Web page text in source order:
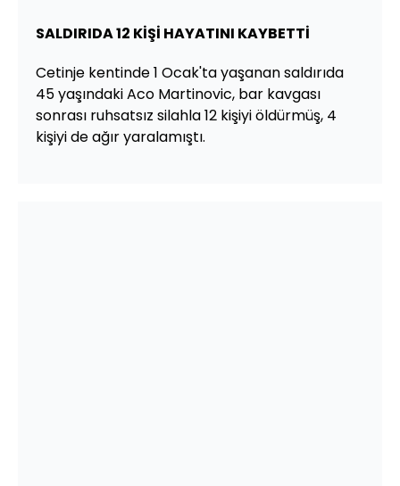
SALDIRIDA 12 KİŞİ HAYATINI KAYBETTİ
Cetinje kentinde 1 Ocak'ta yaşanan saldırıda
45 yaşındaki Aco Martinovic, bar kavgası
sonrası ruhsatsız silahla 12 kişiyi öldürmüş, 4
kişiyi de ağır yaralamıştı.